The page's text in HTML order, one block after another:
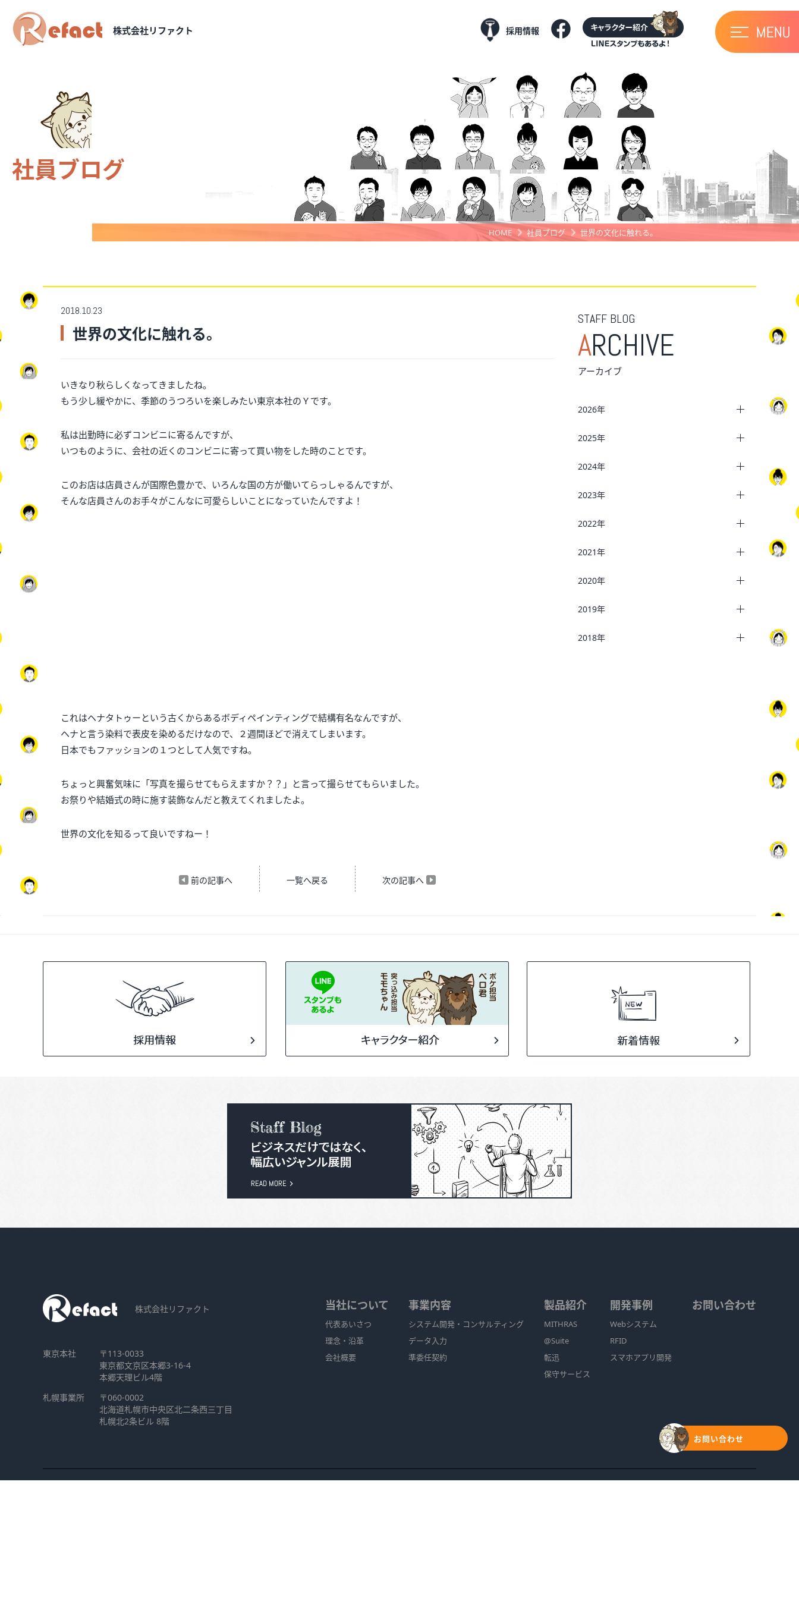
株式会社リファクト 採用情報
社員ブログ
HOME 社員ブログ 世界の文化に触れる。
2018.10.23
世界の文化に触れる。
いきなり秋らしくなってきましたね。
もう少し緩やかに、季節のうつろいを楽しみたい東京本社のＹです。
私は出勤時に必ずコンビニに寄るんですが、
いつものように、会社の近くのコンビニに寄って買い物をした時のことです。
このお店は店員さんが国際色豊かで、いろんな国の方が働いてらっしゃるんですが、
そんな店員さんのお手々がこんなに可愛らしいことになっていたんですよ！
これはヘナタトゥーという古くからあるボディペインティングで結構有名なんですが、
ヘナと言う染料で表皮を染めるだけなので、２週間ほどで消えてしまいます。
日本でもファッションの１つとして人気ですね。
ちょっと興奮気味に「写真を撮らせてもらえますか？？」と言って撮らせてもらいました。
お祭りや結婚式の時に施す装飾なんだと教えてくれましたよ。
世界の文化を知るって良いですねー！
前の記事へ 一覧へ戻る 次の記事へ
STAFF BLOG
ARCHIVE
アーカイブ
2026年
2025年
2024年
2023年
2022年
2021年
2020年
2019年
2018年
お問い合わせ
株式会社リファクト
東京本社
〒113-0033
東京都文京区本郷3-16-4
本郷天理ビル4階
札幌事業所
〒060-0002
北海道札幌市中央区北二条西三丁目
札幌北2条ビル 8階
当社について
代表あいさつ
理念・沿革
会社概要
事業内容
システム開発・コンサルティング
データ入力
準委任契約
製品紹介
MITHRAS
@Suite
転迅
保守サービス
開発事例
Webシステム
RFID
スマホアプリ開発
お問い合わせ